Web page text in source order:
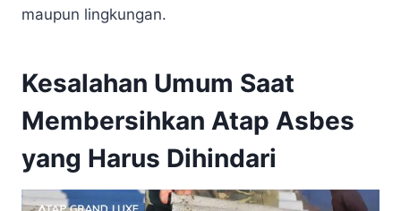
maupun lingkungan.
Kesalahan Umum Saat
Membersihkan Atap Asbes
yang Harus Dihindari